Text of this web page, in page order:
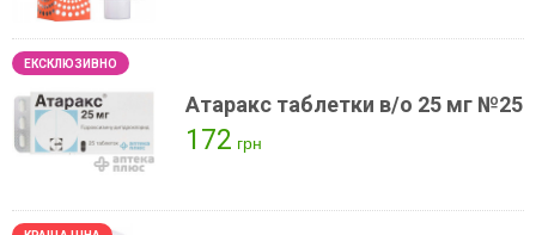
Атаракс таблетки в/о 25 мг №25
172 грн